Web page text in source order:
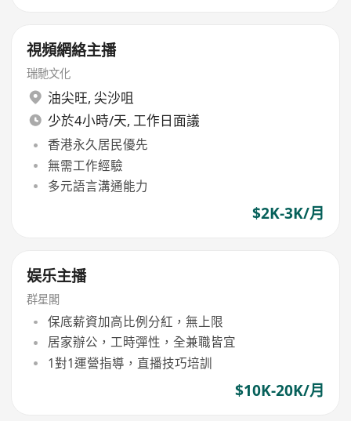
視頻網絡主播
瑞馳文化
油尖旺, 尖沙咀
少於4小時/天, 工作日面議
香港永久居民優先
無需工作經驗
多元語言溝通能力
$2K-3K/月
娱乐主播
群星閣
保底薪資加高比例分紅，無上限
居家辦公，工時彈性，全兼職皆宜
1對1運營指導，直播技巧培訓
$10K-20K/月